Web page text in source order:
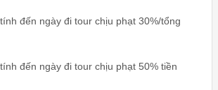
đến ngày đi tour chịu phạt 30%/tổng
đến ngày đi tour chịu phạt 50% tiền